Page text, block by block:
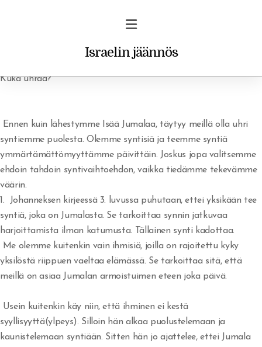
Israelin jäännös
Kuka uhraa?
Ennen kuin lähestymme Isää Jumalaa, täytyy meillä olla uhri
syntiemme puolesta. Olemme syntisiä ja teemme syntiä
ymmärtämättömyyttämme päivittäin. Joskus jopa valitsemme
ehdoin tahdoin syntivaihtoehdon, vaikka tiedämme tekevämme
väärin.
1. Johanneksen kirjeessä 3. luvussa puhutaan, ettei yksikään tee
syntiä, joka on Jumalasta. Se tarkoittaa synnin jatkuvaa
harjoittamista ilman katumusta. Tällainen synti kadottaa.
Me olemme kuitenkin vain ihmisiä, joilla on rajoitettu kyky
yksilöstä riippuen vaeltaa elämässä. Se tarkoittaa sitä, että
meillä on asiaa Jumalan armoistuimen eteen joka päivä.
Usein kuitenkin käy niin, että ihminen ei kestä
syyllisyyttä(ylpeys). Silloin hän alkaa puolustelemaan ja
kaunistelemaan syntiään. Sitten hän jo ajattelee, ettei Jumala
Profetiat ja unet
Vakava varoitus uskoville
Rohkaisu/ilmestys
Herätys!
Jerobeam vai Paavali?
Rukousvastauksia ja Jumalan huolenpitoa